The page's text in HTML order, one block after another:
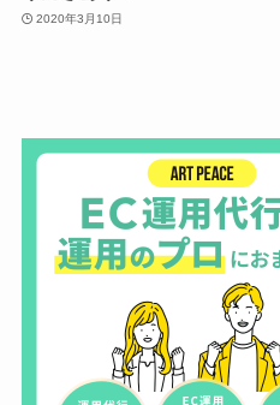
2020年3月10日